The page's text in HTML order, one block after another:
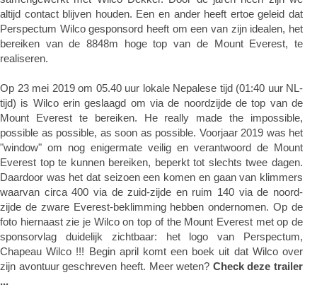
altijd contact blijven houden. Een en ander heeft ertoe geleid dat
Perspectum Wilco gesponsord heeft om een van zijn idealen, het
bereiken van de 8848m hoge top van de Mount Everest, te
realiseren.
Op 23 mei 2019 om 05.40 uur lokale Nepalese tijd (01:40 uur NL-
tijd) is Wilco erin geslaagd om via de noordzijde de top van de
Mount Everest te bereiken. He really made the impossible,
possible as possible, as soon as possible. Voorjaar 2019 was het
"window" om nog enigermate veilig en verantwoord de Mount
Everest top te kunnen bereiken, beperkt tot slechts twee dagen.
Daardoor was het dat seizoen een komen en gaan van klimmers
waarvan circa 400 via de zuid-zijde en ruim 140 via de noord-
zijde de zware Everest-beklimming hebben ondernomen. Op de
foto hiernaast zie je Wilco on top of the Mount Everest met op de
sponsorvlag duidelijk zichtbaar: het logo van Perspectum,
Chapeau Wilco !!! Begin april komt een boek uit dat Wilco over
zijn avontuur geschreven heeft. Meer weten? Check deze trailer
...